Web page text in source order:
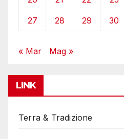
27 28 29 30
« Mar Mag »
LINK
Terra & Tradizione